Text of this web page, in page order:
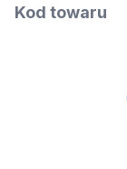
Kod towaru